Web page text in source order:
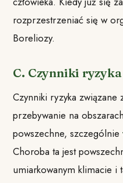
rozprzestrzeniać się w
Boreliozy.
C. Czynniki ryzyka
Czynniki ryzyka
przebywanie na
powszechne, szczególnie
Choroba ta jest
umiarkowanym klimacie i